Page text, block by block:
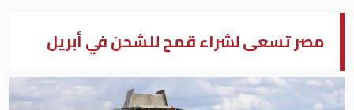
مصر تسعى لشراء قمح للشحن في أبريل